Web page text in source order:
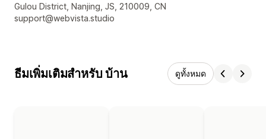
รายละเอียดการติดต่อผู้ออกแบบ
Gulou District, Nanjing, JS, 210009, CN
support@webvista.studio
ธีมเพิ่มเติมสำหรับ บ้าน ดูทั้งหมด